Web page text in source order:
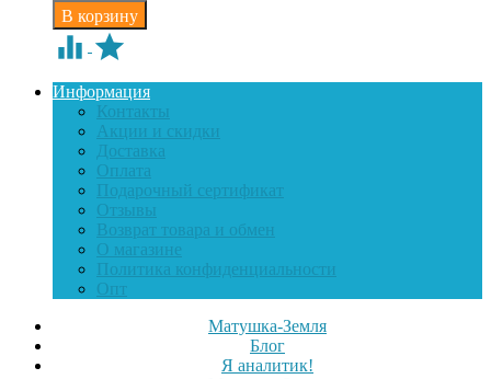
Информация
Контакты
Акции и скидки
Доставка
Оплата
Подарочный сертификат
Отзывы
Возврат товара и обмен
О магазине
Политика конфиденциальности
Опт
Матушка-Земля
Блог
Я аналитик!